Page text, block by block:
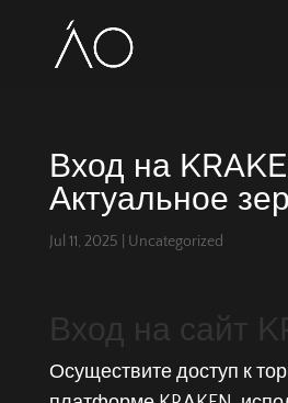
Вход на
Актуальное
Jul 11, 2025 Uncategorized
Вход на сайт
Осуществите доступ к